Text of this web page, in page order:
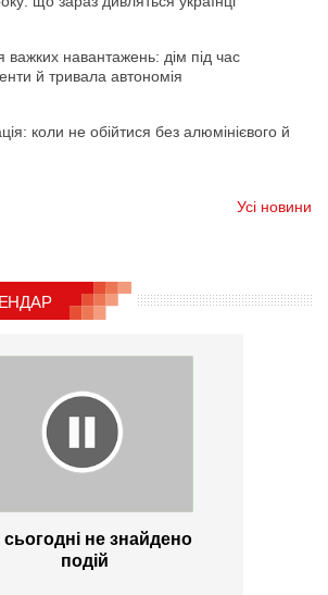
важких навантажень: дім під час
й тривала автономія
коли не обійтися без алюмінієвого й
Усі новини
сьогодні не знайдено
подій